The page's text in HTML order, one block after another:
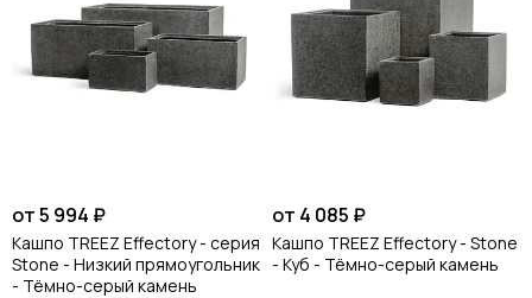
от 5 994 ₽
Кашпо TREEZ Effectory - серия
Stone - Низкий прямоугольник
- Тёмно-серый камень
от 4 085 ₽
Кашпо TREEZ Effectory - Stone
- Куб - Тёмно-серый камень